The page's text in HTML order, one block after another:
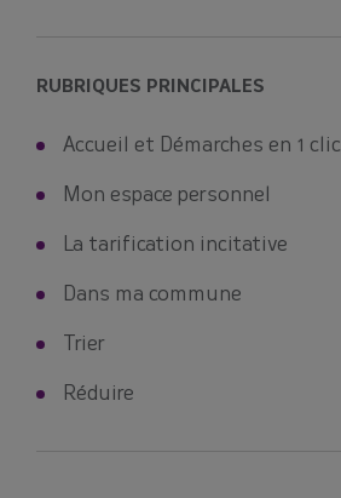
RUBRIQUES PRINCIPALES
Accueil et Démarches en 1 clic
Mon espace personnel
La tarification incitative
Dans ma commune
Trier
Réduire